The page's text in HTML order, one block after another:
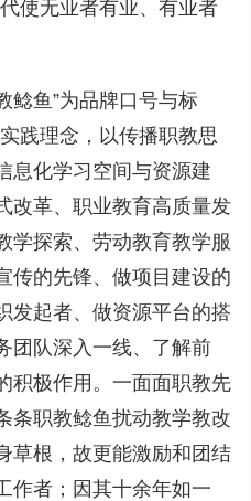
使无业者有业、有业者
鲶鱼”为品牌口号与标
践理念，以传播职教思
息化学习空间与资源建
改革、职业教育高质量发
学探索、劳动教育教学服
传的先锋、做项目建设的
发起者、做资源平台的搭
团队深入一线、了解前
积极作用。一面面职教先
条职教鲶鱼扰动教学教改
草根，故更能激励和团结
作者；因其十余年如一